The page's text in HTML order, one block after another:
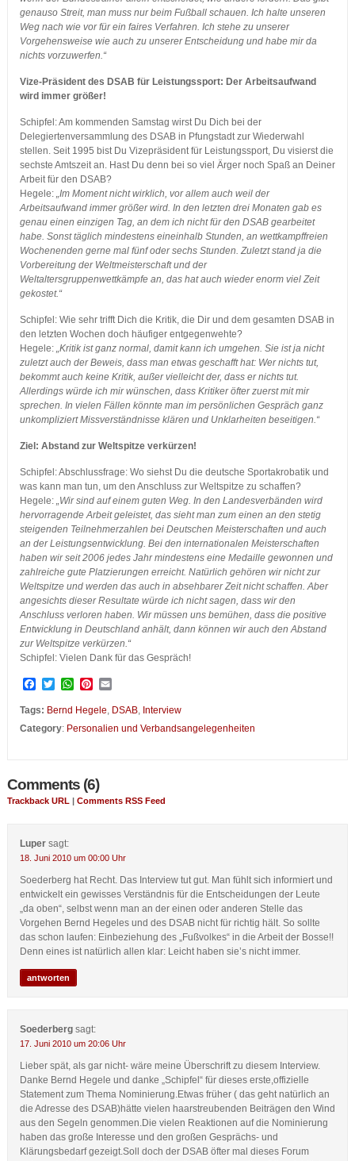
genauso Streit, man muss nur beim Fußball schauen. Ich halte unseren
Weg nach wie vor für ein faires Verfahren. Ich stehe zu unserer
Vorgehensweise wie auch zu unserer Entscheidung und habe mir da
nichts vorzuwerfen.“
Vize-Präsident des DSAB für Leistungssport: Der Arbeitsaufwand
wird immer größer!
Schipfel: Am kommenden Samstag wirst Du Dich bei der
Delegiertenversammlung des DSAB in Pfungstadt zur Wiederwahl
stellen. Seit 1995 bist Du Vizepräsident für Leistungssport, Du visierst die
sechste Amtszeit an. Hast Du denn bei so viel Ärger noch Spaß an Deiner
Arbeit für den DSAB?
Hegele: „Im Moment nicht wirklich, vor allem auch weil der
Arbeitsaufwand immer größer wird. In den letzten drei Monaten gab es
genau einen einzigen Tag, an dem ich nicht für den DSAB gearbeitet
habe. Sonst täglich mindestens eineinhalb Stunden, an wettkampffreien
Wochenenden gerne mal fünf oder sechs Stunden. Zuletzt stand ja die
Vorbereitung der Weltmeisterschaft und der
Weltaltersgruppenwettkämpfe an, das hat auch wieder enorm viel Zeit
gekostet.“
Schipfel: Wie sehr trifft Dich die Kritik, die Dir und dem gesamten DSAB in
den letzten Wochen doch häufiger entgegenwehte?
Hegele: „Kritik ist ganz normal, damit kann ich umgehen. Sie ist ja nicht
zuletzt auch der Beweis, dass man etwas geschafft hat: Wer nichts tut,
bekommt auch keine Kritik, außer vielleicht der, dass er nichts tut.
Allerdings würde ich mir wünschen, dass Kritiker öfter zuerst mit mir
sprechen. In vielen Fällen könnte man im persönlichen Gespräch ganz
unkompliziert Missverständnisse klären und Unklarheiten beseitigen.“
Ziel: Abstand zur Weltspitze verkürzen!
Schipfel: Abschlussfrage: Wo siehst Du die deutsche Sportakrobatik und
was kann man tun, um den Anschluss zur Weltspitze zu schaffen?
Hegele: „Wir sind auf einem guten Weg. In den Landesverbänden wird
hervorragende Arbeit geleistet, das sieht man zum einen an den stetig
steigenden Teilnehmerzahlen bei Deutschen Meisterschaften und auch
an der Leistungsentwicklung. Bei den internationalen Meisterschaften
haben wir seit 2006 jedes Jahr mindestens eine Medaille gewonnen und
zahlreiche gute Platzierungen erreicht. Natürlich gehören wir nicht zur
Weltspitze und werden das auch in absehbarer Zeit nicht schaffen. Aber
angesichts dieser Resultate würde ich nicht sagen, dass wir den
Anschluss verloren haben. Wir müssen uns bemühen, dass die positive
Entwicklung in Deutschland anhält, dann können wir auch den Abstand
zur Weltspitze verkürzen.“
Schipfel: Vielen Dank für das Gespräch!
Facebook
TwitterWhatsApp
Pinterest
Tags: Bernd Hegele, DSAB, Interview
Category: Personalien und Verbandsangelegenheiten
Comments (6)
Trackback URL | Comments RSS Feed
Luper sagt:
18. Juni 2010 um 00:00 Uhr
Soederberg hat Recht. Das Interview tut gut. Man fühlt sich informiert und
entwickelt ein gewisses Verständnis für die Entscheidungen der Leute
„da oben“, selbst wenn man an der einen oder anderen Stelle das
Vorgehen Bernd Hegeles und des DSAB nicht für richtig hält. So sollte
das schon laufen: Einbeziehung des „Fußvolkes“ in die Arbeit der Bosse!!
Denn eines ist natürlich allen klar: Leicht haben sie’s nicht immer.
antworten
Soederberg sagt:
17. Juni 2010 um 20:06 Uhr
Lieber spät, als gar nicht- wäre meine Überschrift zu diesem Interview.
Danke Bernd Hegele und danke „Schipfel“ für dieses erste,offizielle
Statement zum Thema Nominierung.Etwas früher ( das geht natürlich an
die Adresse des DSAB)hätte vielen haarstreubenden Beiträgen den Wind
aus den Segeln genommen.Die vielen Reaktionen auf die Nominierung
haben das große Interesse und den großen Gesprächs- und
Klärungsbedarf gezeigt.Soll doch der DSAB öfter mal dieses Forum